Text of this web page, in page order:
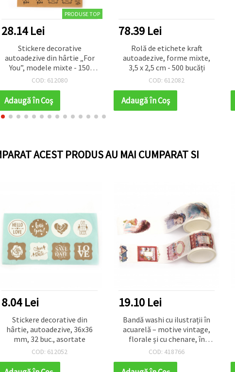
PRODUSE TOP
28.14 Lei
Stickere decorative
autoadezive din hârtie „For
You”, modele mixte - 150
bucăți
COD: 612080
Adaugă în Coş
78.39 Lei
Rolă de etichete kraft
autoadezive, forme mixte,
3,5 x 2,5 cm - 500 bucăți
COD: 612082
Adaugă în Coş
ACEST PRODUS AU MAI CUMPARAT SI
8.04 Lei
Stickere decorative din
hârtie, autoadezive, 36x36
mm, 32 buc., asortate
COD: 612052
19.10 Lei
Bandă washi cu ilustrații în
acuarelă – motive vintage,
florale și cu chenare, în
nuanțe pastel
mascare decorativă din
COD: 418766